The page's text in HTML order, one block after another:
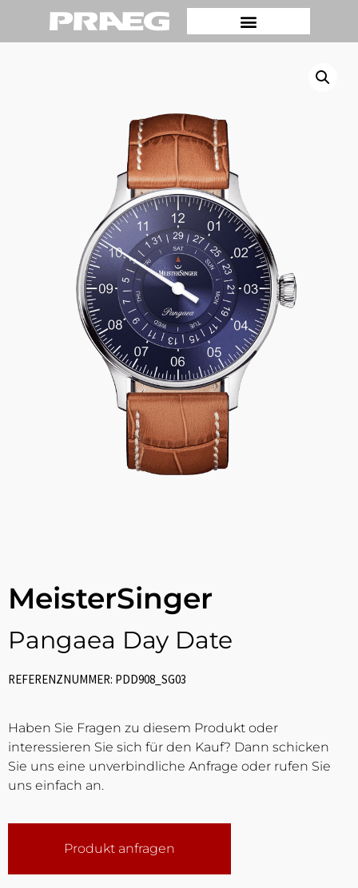
MeisterSinger
Pangaea Day Date
REFERENZNUMMER: PDD908_SG03
Haben Sie Fragen zu diesem Produkt oder
interessieren Sie sich für den Kauf? Dann schicken
Sie uns eine unverbindliche Anfrage oder rufen Sie
uns einfach an.
Produkt anfragen